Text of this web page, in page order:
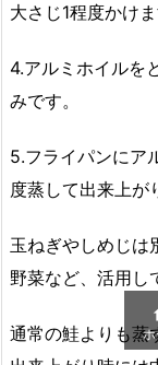
大さじ1程度かけま
4.アルミホイルを
みです。
5.フライパンにア
度蒸して出来上が
玉ねぎやしめじは
野菜など、活用し
通常の鮭よりも蒸